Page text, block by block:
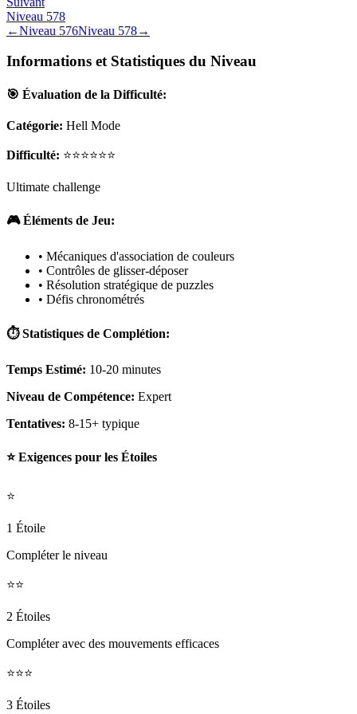
Niveau 578
←Niveau 576Niveau 578→
Informations et Statistiques du Niveau
🎯 Évaluation de la Difficulté:
Catégorie: Hell Mode
Difficulté: ⭐⭐⭐⭐⭐⭐
Ultimate challenge
🎮 Éléments de Jeu:
• Mécaniques d'association de couleurs
• Contrôles de glisser-déposer
• Résolution stratégique de puzzles
• Défis chronométrés
⏱️ Statistiques de Complétion:
Temps Estimé: 10-20 minutes
Niveau de Compétence: Expert
Tentatives: 8-15+ typique
⭐ Exigences pour les Étoiles
⭐
1 Étoile
Compléter le niveau
⭐⭐
2 Étoiles
Compléter avec des mouvements efficaces
⭐⭐⭐
3 Étoiles